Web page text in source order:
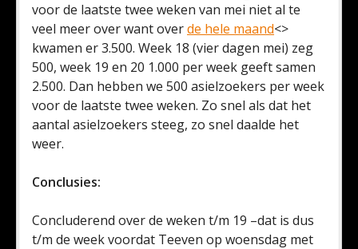
voor de laatste twee weken van mei niet al te
veel meer over want overde hele maand<>
kwamen er 3.500. Week 18 (vier dagen mei) zeg
500, week 19 en 20 1.000 per week geeft samen
2.500. Dan hebben we 500 asielzoekers per week
voor de laatste twee weken. Zo snel als dat het
aantal asielzoekers steeg, zo snel daalde het
weer.
Conclusies:
Concluderend over de weken t/m 19 –dat is dus
t/m de week voordat Teeven op woensdag met